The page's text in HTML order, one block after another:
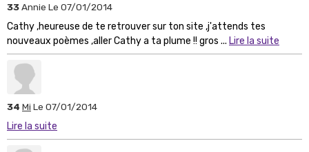
33Annie Le 07/01/2014
Cathy ,heureuse de te retrouver sur ton site ,j'attends tes
nouveaux poèmes ,aller Cathy a ta plume !! gros ... Lire la suite
34 Mi Le 07/01/2014
Lire la suite